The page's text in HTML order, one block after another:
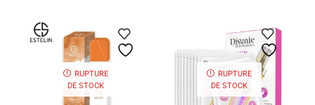
RUPTURE
DE STOCK
RUPTURE
DE STOCK